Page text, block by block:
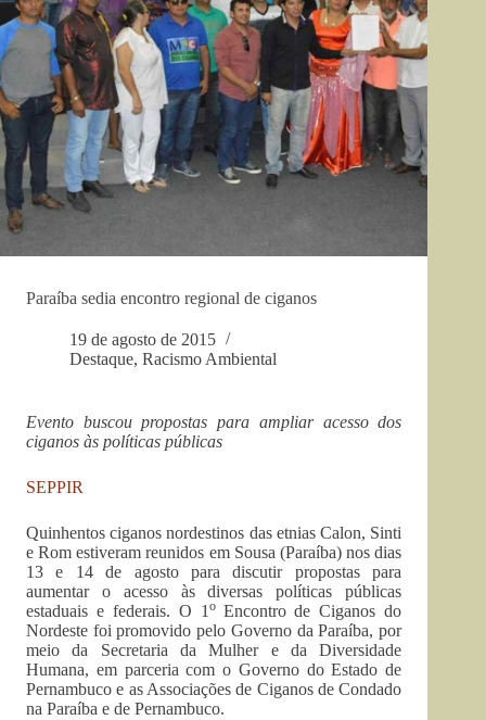
Paraíba sedia encontro regional de ciganos
19 de agosto de 2015
Destaque, Racismo Ambiental
Evento buscou propostas para ampliar acesso dos
ciganos às políticas públicas
SEPPIR
Quinhentos ciganos nordestinos das etnias Calon, Sinti
e Rom estiveram reunidos em Sousa (Paraíba) nos dias
13 e 14 de agosto para discutir propostas para
aumentar o acesso às diversas políticas públicas
estaduais e federais. O 1 o Encontro de Ciganos do
Nordeste foi promovido pelo Governo da Paraíba, por
meio da Secretaria da Mulher e da Diversidade
Humana, em parceria com o Governo do Estado de
Pernambuco e as Associações de Ciganos de Condado
na Paraíba e de Pernambuco.